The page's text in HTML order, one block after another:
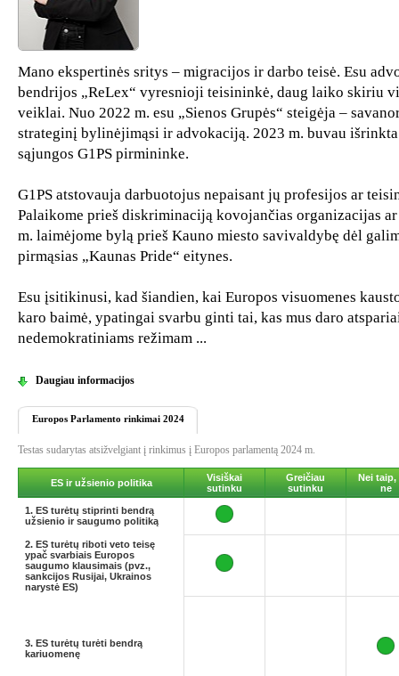
Mano ekspertinės sritys – migracijos ir darbo teisė. Esu
bendrijos „ReLex“ vyresnioji teisininkė, daug laiko skiriu
veiklai. Nuo 2022 m. esu „Sienos Grupės“ steigėja –
strateginį bylinėjimąsi ir advokaciją. 2023 m. buvau
sąjungos G1PS pirmininke.
G1PS atstovauja darbuotojus nepaisant jų profesijos ar
Palaikome prieš diskriminaciją kovojančias organizacijas
m. laimėjome bylą prieš Kauno miesto savivaldybę dėl
pirmąsias „Kaunas Pride“ eitynes.
Esu įsitikinusi, kad šiandien, kai Europos visuomenes
karo baimė, ypatingai svarbu ginti tai, kas mus daro
nedemokratiniams režimam ...
Daugiau informacijos
Europos Parlamento rinkimai 2024
Testas sudarytas atsižvelgiant į rinkimus į Europos parlamentą 2024 m.
ES ir užsienio politika
Visiškai
sutinku
Greičiau
sutinku
Nei taip,
ne
1. ES turėtų stiprinti bendrą
užsienio ir saugumo politiką
2. ES turėtų riboti veto teisę
ypač svarbiais Europos
saugumo klausimais (pvz.,
sankcijos Rusijai, Ukrainos
narystė ES)
3. ES turėtų turėti bendrą
kariuomenę